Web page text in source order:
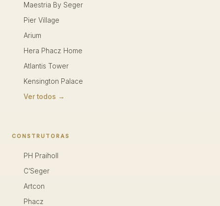
Maestria By Seger
Pier Village
Arium
Hera Phacz Home
Atlantis Tower
Kensington Palace
Ver todos →
CONSTRUTORAS
PH Praiholl
C’Seger
Artcon
Phacz